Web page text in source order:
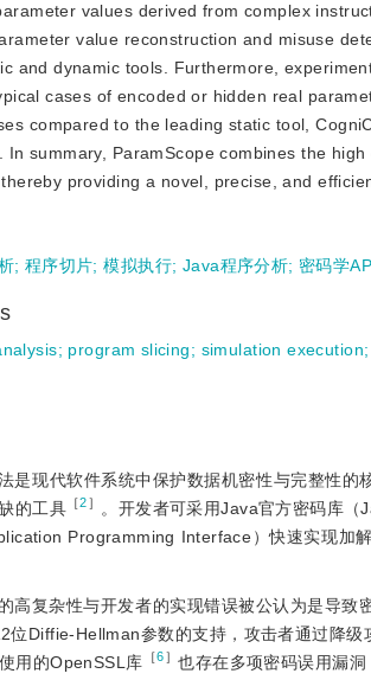
values derived from complex
value reconstruction and misuse
and dynamic tools. Furthermore,
cases of encoded or hidden real
compared to the leading static tool,
In summary, ParamScope combines the
providing a novel, precise, and
; 程序切片;模拟执行; Java程序分析; 密码学
; program slicing; simulation execution;
是现代软件系统中保护数据机密性与完整性的
的工具 ［2］
。开发者可采用Java官方密码库
Programming Interface）快速实现加
高复杂性与开发者的实现错误被公认为是导致
位Diffie-Hellman参数的支持，攻击者通过降级
用的OpenSSL库 ［6］ 也存在多项密码误用漏